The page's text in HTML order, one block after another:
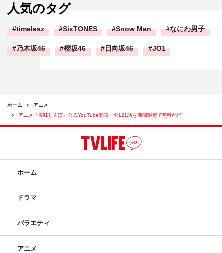
人気のタグ
timelesz SixTONES Snow Man なにわ男子
乃木坂46 櫻坂46 日向坂46 JO1
ホーム
アニメ
アニメ『美味しんぼ』公式YouTube開設！全121話を期間限定で無料配信
ホーム
ドラマ
バラエティ
アニメ